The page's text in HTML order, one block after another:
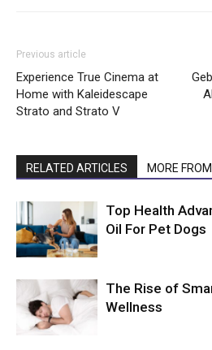
Previous article
Experience True Cinema at
Home with Kaleidescape
Strato and Strato V
RELATED ARTICLES MORE
Top Health
Oil For Pet Dogs
The Rise of
Wellness